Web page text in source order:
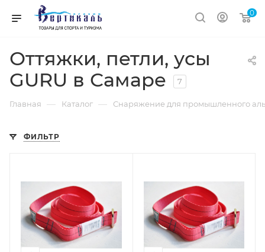
0
Оттяжки, петли, усы
GURU в Самаре
7
Главная — Каталог — Снаряжение для промышленного
ФИЛЬТР